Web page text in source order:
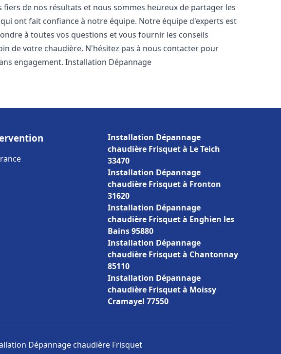
fiers de nos résultats et nous sommes heureux de partager les
ont fait confiance à notre équipe. Notre équipe d'experts est
à toutes vos questions et vous fournir les conseils
de votre chaudière. N'hésitez pas à nous contacter pour
engagement. Installation Dépannage
Installation Dépannage
chaudière Frisquet à Le Teich
33470
Installation Dépannage
chaudière Frisquet à Fronton
31620
Installation Dépannage
chaudière Frisquet à Enghien les
Bains 95880
Installation Dépannage
chaudière Frisquet à Chantonnay
85110
Installation Dépannage
chaudière Frisquet à Moissy
Cramayel 77550
Dépannage chaudière Frisquet